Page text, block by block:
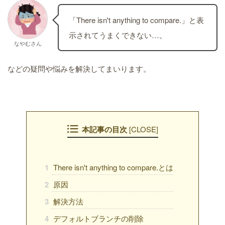
なやむさん
「There isn't anything to compare.」と表
示されてうまくできない…。
などの疑問や悩みを解決してまいります。
本記事の目次 [CLOSE]
1 There isn't anything to compare.とは
2 原因
3 解決方法
4 デフォルトブランチの削除